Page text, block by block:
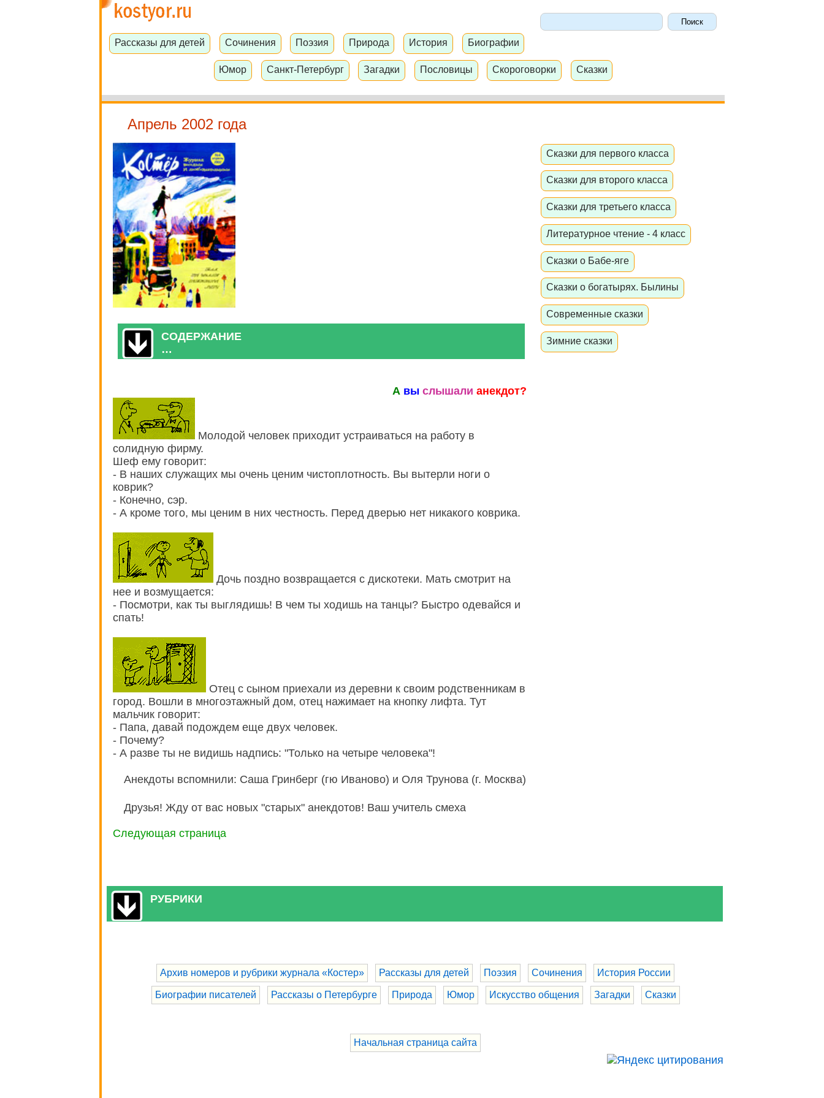
Рассказы для детей Сочинения Поэзия Природа История Биографии
Юмор Санкт-Петербург Загадки Пословицы Скороговорки Сказки
Апрель 2002 года
СОДЕРЖАНИЕ
…
А вы слышали анекдот?
Молодой человек приходит устраиваться на работу в
солидную фирму.
Шеф ему говорит:
- В наших служащих мы очень ценим чистоплотность. Вы вытерли ноги о
коврик?
- Конечно, сэр.
- А кроме того, мы ценим в них честность. Перед дверью нет никакого коврика.
Дочь поздно возвращается с дискотеки. Мать смотрит на
нее и возмущается:
- Посмотри, как ты выглядишь! В чем ты ходишь на танцы? Быстро одевайся и
спать!
Отец с сыном приехали из деревни к своим родственникам в
город. Вошли в многоэтажный дом, отец нажимает на кнопку лифта. Тут
мальчик говорит:
- Папа, давай подождем еще двух человек.
- Почему?
- А разве ты не видишь надпись: "Только на четыре человека"!
Анекдоты вспомнили: Саша Гринберг (гю Иваново) и Оля Трунова (г. Москва)
Друзья! Жду от вас новых "старых" анекдотов! Ваш учитель смеха
Следующая страница
Сказки для первого класса
Сказки для второго класса
Сказки для третьего класса
Литературное чтение - 4 класс
Сказки о Бабе-яге
Сказки о богатырях. Былины
Современные сказки
Зимние сказки
РУБРИКИ
Архив номеров и рубрики журнала «Костер» Рассказы для детей Поэзия Сочинения История России
Биографии писателей Рассказы о Петербурге Природа Юмор Искусство общения Загадки Сказки
Начальная страница сайта